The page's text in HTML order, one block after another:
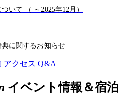
いて （ ～2025年12月）
に関するお知らせ
アクセス Q&A
イベント情報＆宿泊